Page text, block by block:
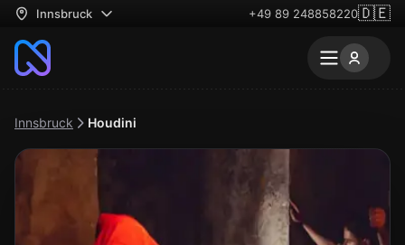
Innsbruck +49 89 248858220🇩🇪
Innsbruck Houdini